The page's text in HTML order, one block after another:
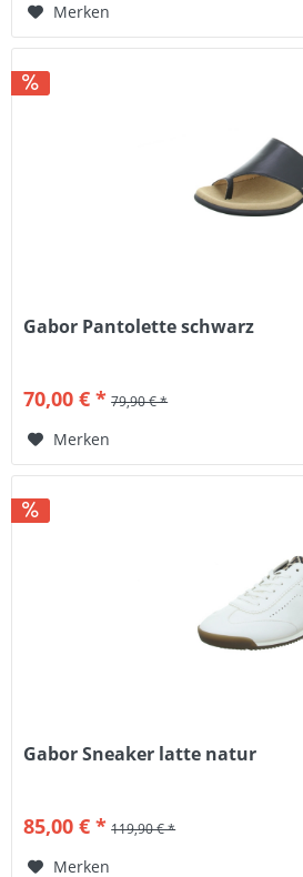
Merken
Gabor Pantolette schwarz
70,00 € * 79,90 € *
Merken
Gabor Sneaker latte natur
85,00 € * 119,90 € *
Merken